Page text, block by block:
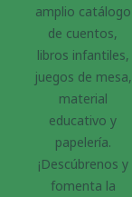
amplio catálogo
de cuentos,
libros infantiles,
juegos de mesa,
material
educativo y
papelería.
¡Descúbrenos y
fomenta la